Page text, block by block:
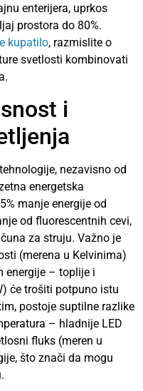
enterijera, uprkos
prostora do 80%.
kupatilo, razmislite o
svetlosti kombinovati
i
nezavisno od
energetska
manje energije od
od fluorescentnih cevi,
za struju. Važno je
(merena u Kelvinima)
energije – toplije i
će trošiti potpuno istu
postoje suptilne razlike
– hladnije LED
fluks (meren u
što znači da mogu